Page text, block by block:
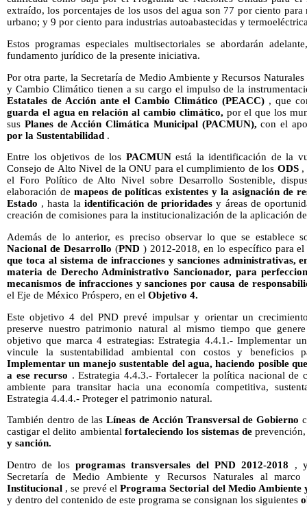
extraído, los porcentajes de los usos del agua son 77 por ciento
urbano; y 9 por ciento para industrias autoabastecidas y
Estos programas especiales multisectoriales se abordarán
fundamento jurídico de la presente iniciativa.
Por otra parte, la Secretaría de Medio Ambiente y Recursos
y Cambio Climático tienen a su cargo el impulso de la
Estatales de Acción ante el Cambio Climático (PEACC) , que
guarda el agua en relación al cambio climático, por el que los
sus Planes de Acción Climática Municipal (PACMUN), con el
por la Sustentabilidad .
Entre los objetivos de los PACMUNestá la identificación de la
Consejo de Alto Nivel de la ONU para el cumplimiento de los ODS,
el Foro Político de Alto Nivel sobre Desarrollo Sostenible,
elaboración de mapeos de políticas existentes y la asignación de
Estado , hasta la identificación de prioridades y áreas de
creación de comisiones para la institucionalización de la aplicación
Además de lo anterior, es preciso observar lo que se establece
Nacional de Desarrollo (PND ) 2012-2018, en lo específico para
que toca al sistema de infracciones y sanciones administrativas,
materia de Derecho Administrativo Sancionador, para
mecanismos de infracciones y sanciones por causa de
el Eje de México Próspero, en el Objetivo 4.
Este objetivo 4 del PND prevé impulsar y orientar un
preserve nuestro patrimonio natural al mismo tiempo que
objetivo que marca 4 estrategias: Estrategia 4.4.1.- Implementar
vincule la sustentabilidad ambiental con costos y beneficios
Implementar un manejo sustentable del agua, haciendo posible
a ese recurso . Estrategia 4.4.3.- Fortalecer la política nacional
ambiente para transitar hacia una economía competitiva,
Estrategia 4.4.4.- Proteger el patrimonio natural.
También dentro de lasLíneas de Acción Transversal de Gobierno
castigar el delito ambiental fortaleciendo los sistemas de
y sanción.
Dentro de losprogramas transversales del PND 2012-2018 ,
Secretaría de Medio Ambiente y Recursos Naturales al
Institucional , se prevé elPrograma Sectorial del Medio Ambiente
y dentro del contenido de este programa se consignan los siguientes